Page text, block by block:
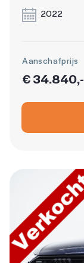
2022
Aanschafprijs
€ 34.840,-